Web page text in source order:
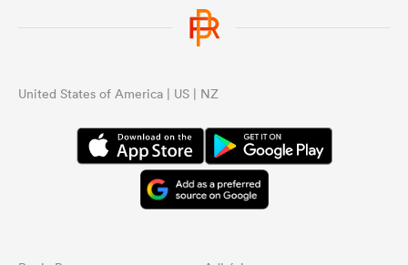
United States of America | US | NZ